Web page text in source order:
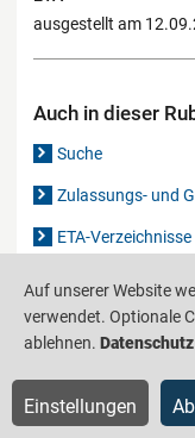
ausgestellt am
Auch in dieser
Suche
Zulassungs- und
ETA-Verzeichnisse
Barrierefreiheit
Auf unserer Website
verwendet. Optionale
ablehnen. Datenschutz
Einstellungen